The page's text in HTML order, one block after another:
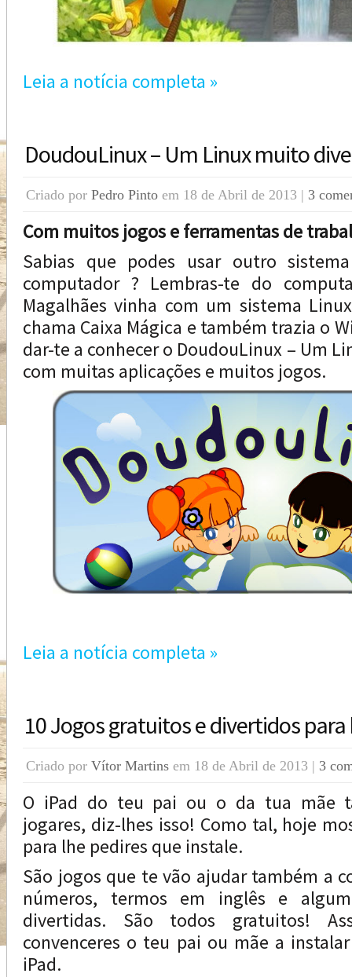
Leia a notícia completa »
DoudouLinux – Um Linux muito
Criado por Pedro Pinto em 18 de Abril de 2013 | 3
Com muitos jogos e ferramentas de
Sabias que podes usar outro
computador ? Lembras-te do
Magalhães vinha com um sistema
chama Caixa Mágica e também trazia o
dar-te a conhecer o DoudouLinux – Um
com muitas aplicações e muitos jogos.
Leia a notícia completa »
10 Jogos gratuitos e divertidos
Criado por Vítor Martins em 18 de Abril de 2013 | 3
O iPad do teu pai ou o da tua mãe
jogares, diz-lhes isso! Como tal, hoje
para lhe pedires que instale.
São jogos que te vão ajudar também a
números, termos em inglês e
divertidas. São todos gratuitos!
convenceres o teu pai ou mãe a
iPad.